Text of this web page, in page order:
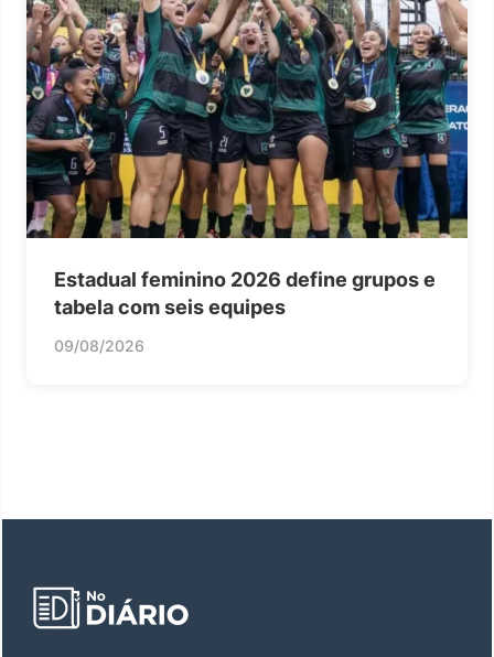
Estadual feminino 2026 define grupos e
tabela com seis equipes
09/08/2026